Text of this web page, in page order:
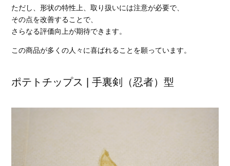
ただし、形状の特性上、取り扱いには注意が必要で、
その点を改善することで、
さらなる評価向上が期待できます。
この商品が多くの人々に喜ばれることを願っています。
ポテトチップス | 手裏剣（忍者）型